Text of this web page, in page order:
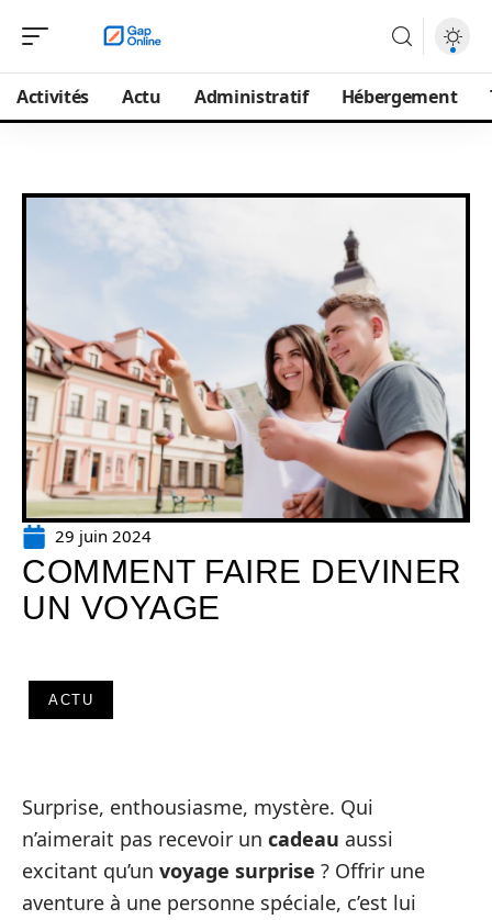
Activités Actu Administratif Hébergement
29 juin 2024
COMMENT FAIRE DEVINER
UN VOYAGE
ACTU
Surprise, enthousiasme, mystère. Qui
n’aimerait pas recevoir un cadeau aussi
excitant qu’un voyage surprise ? Offrir une
aventure à une personne spéciale, c’est lui